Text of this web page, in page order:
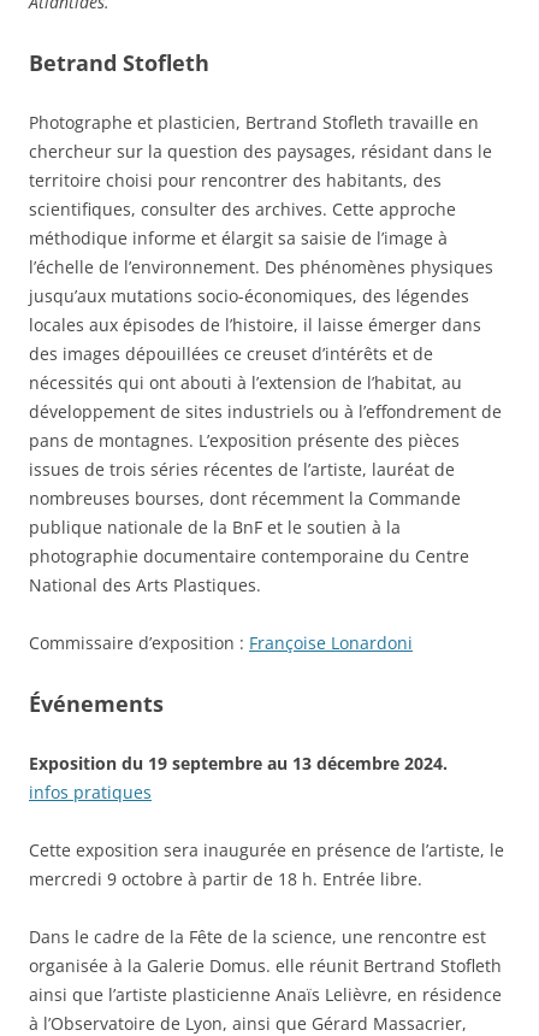
Betrand Stofleth
Photographe et plasticien, Bertrand Stofleth travaille en
chercheur sur la question des paysages, résidant dans le
territoire choisi pour rencontrer des habitants, des
scientifiques, consulter des archives. Cette approche
méthodique informe et élargit sa saisie de l’image à
l’échelle de l’environnement. Des phénomènes physiques
jusqu’aux mutations socio-économiques, des légendes
locales aux épisodes de l’histoire, il laisse émerger dans
des images dépouillées ce creuset d’intérêts et de
nécessités qui ont abouti à l’extension de l’habitat, au
développement de sites industriels ou à l’effondrement de
pans de montagnes. L’exposition présente des pièces
issues de trois séries récentes de l’artiste, lauréat de
nombreuses bourses, dont récemment la Commande
publique nationale de la BnF et le soutien à la
photographie documentaire contemporaine du Centre
National des Arts Plastiques.
Commissaire d’exposition : Françoise Lonardoni
Événements
Exposition du 19 septembre au 13 décembre 2024.
infos pratiques
Cette exposition sera inaugurée en présence de l’artiste, le
mercredi 9 octobre à partir de 18 h. Entrée libre.
Dans le cadre de la Fête de la science, une rencontre est
organisée à la Galerie Domus. elle réunit Bertrand Stofleth
ainsi que l’artiste plasticienne Anaïs Lelièvre, en résidence
à l’Observatoire de Lyon, ainsi que Gérard Massacrier,